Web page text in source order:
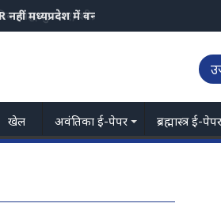
श्रद्धालु आए, शीघ्र दर्शन से 3.5 करोड कमाए
खेल अवंतिका ई-पेपर ब्रह्मास्त्र ई-पेपर